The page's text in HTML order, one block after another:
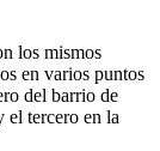
los mismos
en varios puntos
del barrio de
el tercero en la